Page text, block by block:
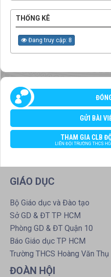
THỐNG KÊ
Đang truy cập: 8
GỬI BÀI
THAM GIA CLB
LIÊN ĐỘI TRƯỜNG THCS
GIÁO DỤC
Bộ Giáo dục và Đào tạo
Sở GD & ĐT TP HCM
Phòng GD & ĐT Quận 10
Báo Giáo dục TP HCM
Trường THCS Hoàng Văn Thụ
ĐOÀN HỘI